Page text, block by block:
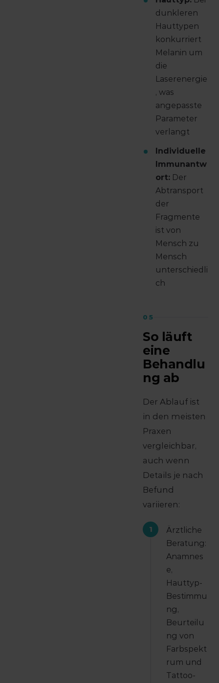
dunkleren
Hauttypen
konkurriert
Melanin um
die
Laserenergie
, was
angepasste
Parameter
verlangt
Individuelle
Immunantw
ort: Der
Abtransport
der
Fragmente
ist von
Mensch zu
Mensch
unterschiedli
ch
05
So läuft
eine
Behandlu
ng ab
Der Ablauf ist
in den meisten
Praxen
vergleichbar,
auch wenn
Details je nach
Befund
variieren:
1
Ärztliche
Beratung:
Anamnes
e,
Hauttyp-
Bestimmu
ng,
Beurteilu
ng von
Farbspekt
rum und
Tattoo-